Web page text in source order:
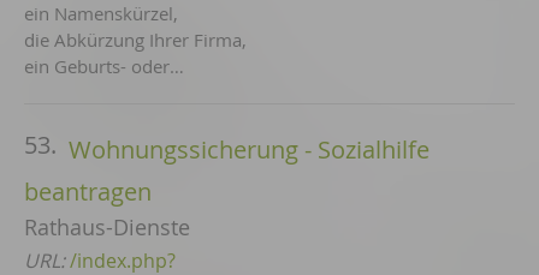
ein Namenskürzel,
die Abkürzung Ihrer Firma,
ein Geburts- oder…
53. Wohnungssicherung - Sozialhilfe
beantragen
Rathaus-Dienste
URL:/index.php?